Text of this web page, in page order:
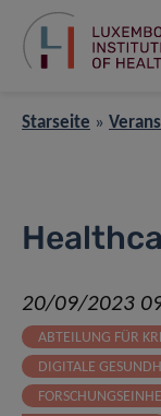
Starseite »
20/09/2023
ABTEILUNG FÜR
DIGITALE